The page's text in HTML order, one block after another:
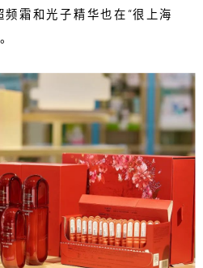
霜和光子精华也在“很上海